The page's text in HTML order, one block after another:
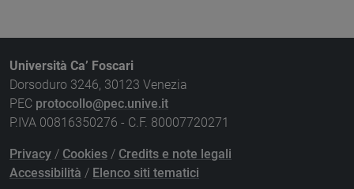
Università Ca’ Foscari
Dorsoduro 3246, 30123 Venezia
PEC protocollo@pec.unive.it
P.IVA 00816350276 - C.F. 80007720271
Privacy / Cookies / Credits e note legali
Accessibilità / Elenco siti tematici